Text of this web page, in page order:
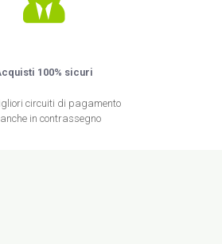
100% sicuri
circuiti di pagamento
in contrassegno